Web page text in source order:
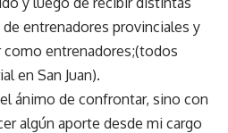
entrenadores provinciales y
entrenadores;(todos
en San Juan).
ánimo de confrontar, sino con
algún aporte desde mi cargo